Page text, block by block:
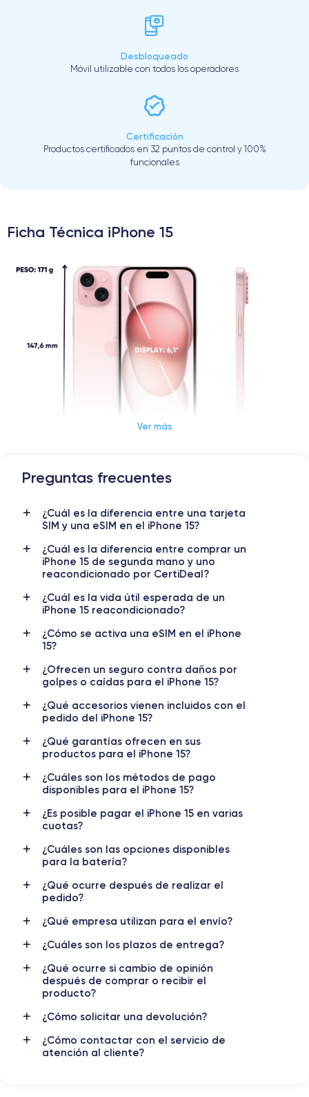
Desbloqueado
Móvil utilizable con todos los operadores
Certificación
Productos certificados en 32 puntos de control y 100%
funcionales
Ficha Técnica iPhone 15
Dimensões e peso do iPhone 15
Data de lançamento
22/09/2023
Sistema operativo
iOS(iOS 26)
Dimensões
147.6×71.6×7.8 mm
Peso
171 g
Ecrã
OLED 6.1 polegadas
Resolução do ecrã
2556x1179 píxeis
Nome do CPU
Apple A16 Bionic
GPU de 5 núcleos Sub-6 GHz
Câmara Câmara frontal
12 MP
Resolução de vídeo
Bateria
5G Sim, todos os operadores
Ver más
Preguntas frecuentes
¿Cuál es la diferencia entre una tarjeta
SIM y una eSIM en el iPhone 15?
¿Cuál es la diferencia entre comprar un
iPhone 15 de segunda mano y uno
reacondicionado por CertiDeal?
¿Cuál es la vida útil esperada de un
iPhone 15 reacondicionado?
¿Cómo se activa una eSIM en el iPhone
15?
¿Ofrecen un seguro contra daños por
golpes o caídas para el iPhone 15?
¿Qué accesorios vienen incluidos con el
pedido del iPhone 15?
¿Qué garantías ofrecen en sus
productos para el iPhone 15?
¿Cuáles son los métodos de pago
disponibles para el iPhone 15?
¿Es posible pagar el iPhone 15 en varias
cuotas?
¿Cuáles son las opciones disponibles
para la batería?
¿Qué ocurre después de realizar el
pedido?
¿Qué empresa utilizan para el envío?
¿Cuáles son los plazos de entrega?
¿Qué ocurre si cambio de opinión
después de comprar o recibir el
producto?
¿Cómo solicitar una devolución?
¿Cómo contactar con el servicio de
atención al cliente?